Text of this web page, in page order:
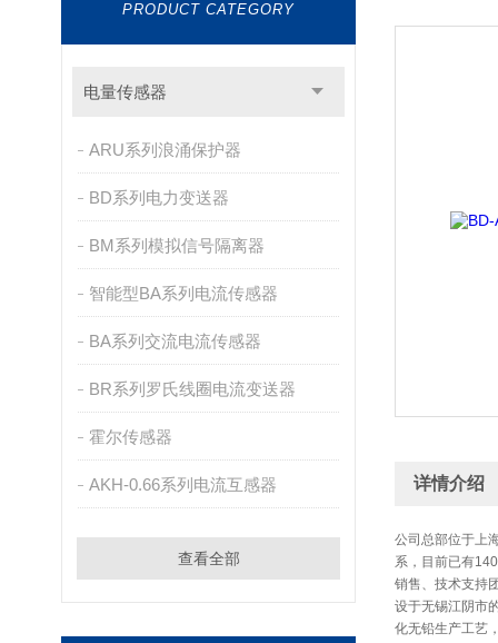
PRODUCT CATEGORY
电量传感器
ARU系列浪涌保护器
BD系列电力变送器
BM系列模拟信号隔离器
智能型BA系列电流传感器
BA系列交流电流传感器
BR系列罗氏线圈电流变送器
霍尔传感器
AKH-0.66系列电流互感器
查看全部
详情介绍
公司总部位于上
系，目前已有
销售、技术支持
设于无锡江阴市
化无铅生产工艺